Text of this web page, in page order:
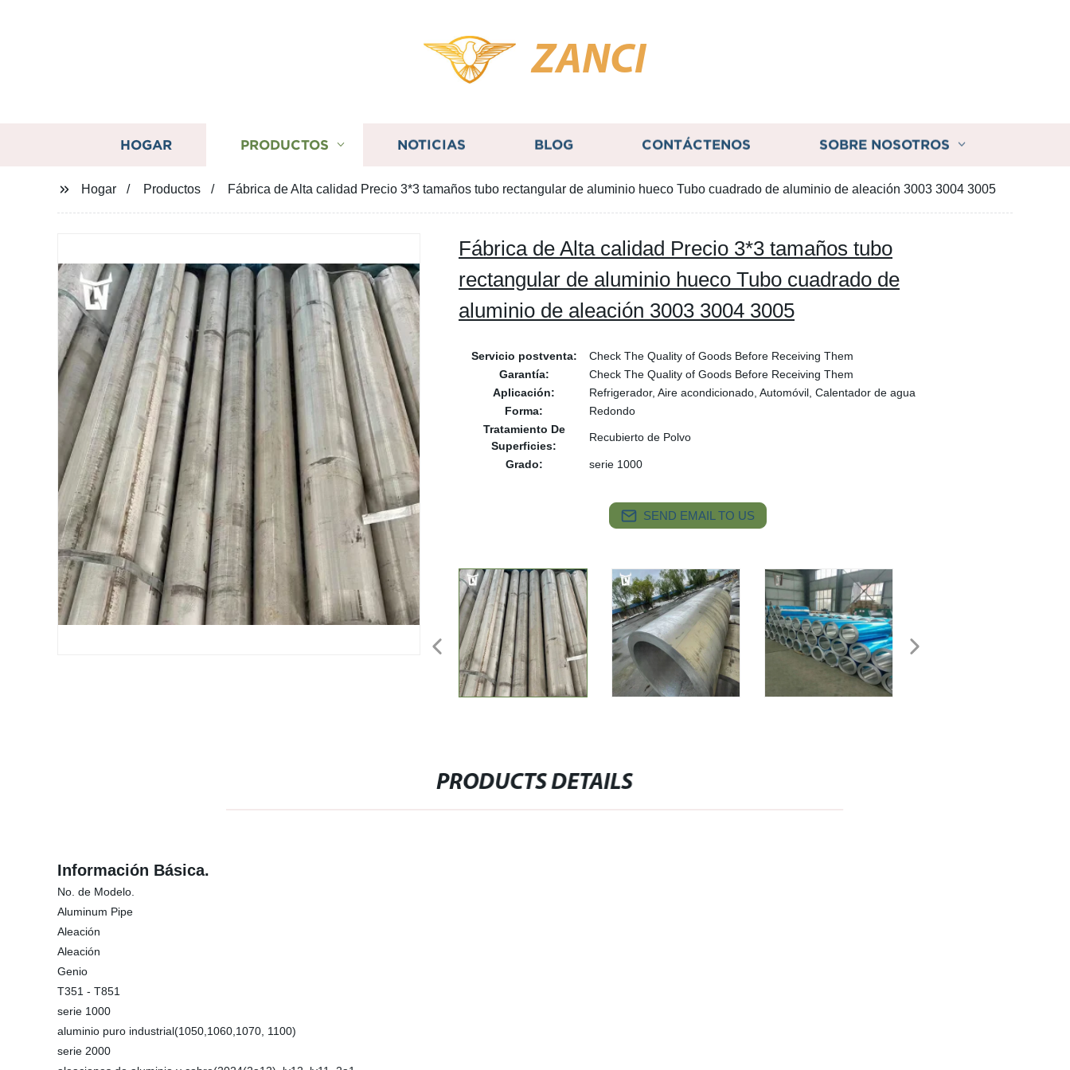
ZANCI
HOGAR PRODUCTOS NOTICIAS BLOG CONTÁCTENOS SOBRE NOSOTROS
Hogar Productos Fábrica de Alta calidad Precio 3*3 tamaños tubo rectangular de aluminio hueco Tubo cuadrado de aluminio de aleación 3003 3004 3005
Fábrica de Alta calidad Precio 3*3 tamaños tubo
rectangular de aluminio hueco Tubo cuadrado de
aluminio de aleación 3003 3004 3005
Servicio postventa:
Check The Quality of Goods Before Receiving Them
Garantía:
Check The Quality of Goods Before Receiving Them
Aplicación:
Refrigerador, Aire acondicionado, Automóvil, Calentador de agua
Forma:
Redondo
Tratamiento De
Superficies:
Recubierto de Polvo
Grado: serie 1000
SEND EMAIL TO US
PRODUCTS DETAILS
Información Básica.
No. de Modelo.
Aluminum Pipe
Aleación
Aleación
Genio
T351 - T851
serie 1000
aluminio puro industrial(1050,1060,1070, 1100)
serie 2000